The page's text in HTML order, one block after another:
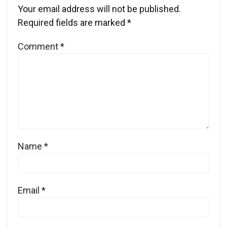
Your email address will not be published.
Required fields are marked *
Comment*
Name *
Email *